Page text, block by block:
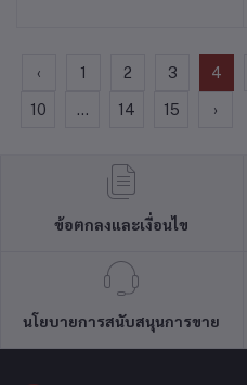
‹ 1 2 3 4
10 ... 14 15 ›
ข้อตกลงและเงื่อนไข
นโยบายการสนับสนุนการขาย